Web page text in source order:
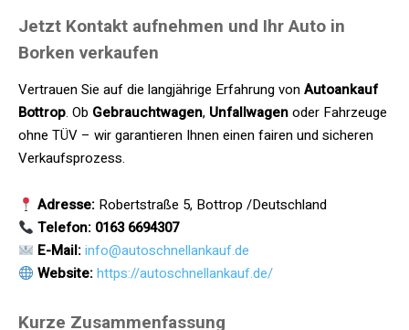
Jetzt Kontakt aufnehmen und Ihr Auto in
Borken verkaufen
Vertrauen Sie auf die langjährige Erfahrung vonAutoankauf
Bottrop. Ob Gebrauchtwagen, Unfallwagenoder Fahrzeuge
ohne TÜV – wir garantieren Ihnen einen fairen und sicheren
Verkaufsprozess.
Adresse: Robertstraße 5, Bottrop /Deutschland
Telefon: 0163 6694307
E-Mail:info@autoschnellankauf.de
Website:https://autoschnellankauf.de/
Kurze Zusammenfassung